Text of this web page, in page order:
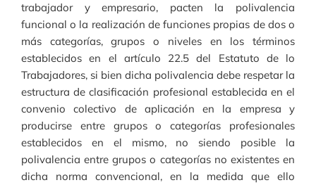
trabajador y empresario, pacten la polivalencia
funcional o la realización de funciones propias de dos o
más categorías, grupos o niveles en los términos
establecidos en el artículo 22.5 del Estatuto de lo
Trabajadores, si bien dicha polivalencia debe respetar la
estructura de clasificación profesional establecida en el
convenio colectivo de aplicación en la empresa y
producirse entre grupos o categorías profesionales
establecidos en el mismo, no siendo posible la
polivalencia entre grupos o categorías no existentes en
dicha norma convencional, en la medida que ello